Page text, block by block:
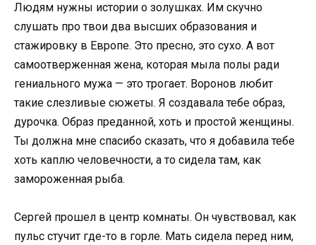
Людям нужны истории о золушках. Им скучно
слушать про твои два высших образования и
стажировку в Европе. Это пресно, это сухо. А вот
самоотверженная жена, которая мыла полы ради
гениального мужа — это трогает. Воронов любит
такие слезливые сюжеты. Я создавала тебе образ,
дурочка. Образ преданной, хоть и простой женщины.
Ты должна мне спасибо сказать, что я добавила тебе
хоть каплю человечности, а то сидела там, как
замороженная рыба.
Сергей прошел в центр комнаты. Он чувствовал, как
пульс стучит где-то в горле. Мать сидела перед ним,